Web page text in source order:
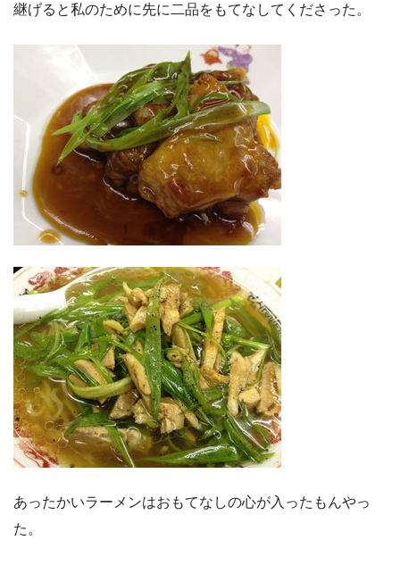
継げると私のために先に二品をもてなしてくださった。
あったかいラーメンはおもてなしの心が入ったもんやっ
た。